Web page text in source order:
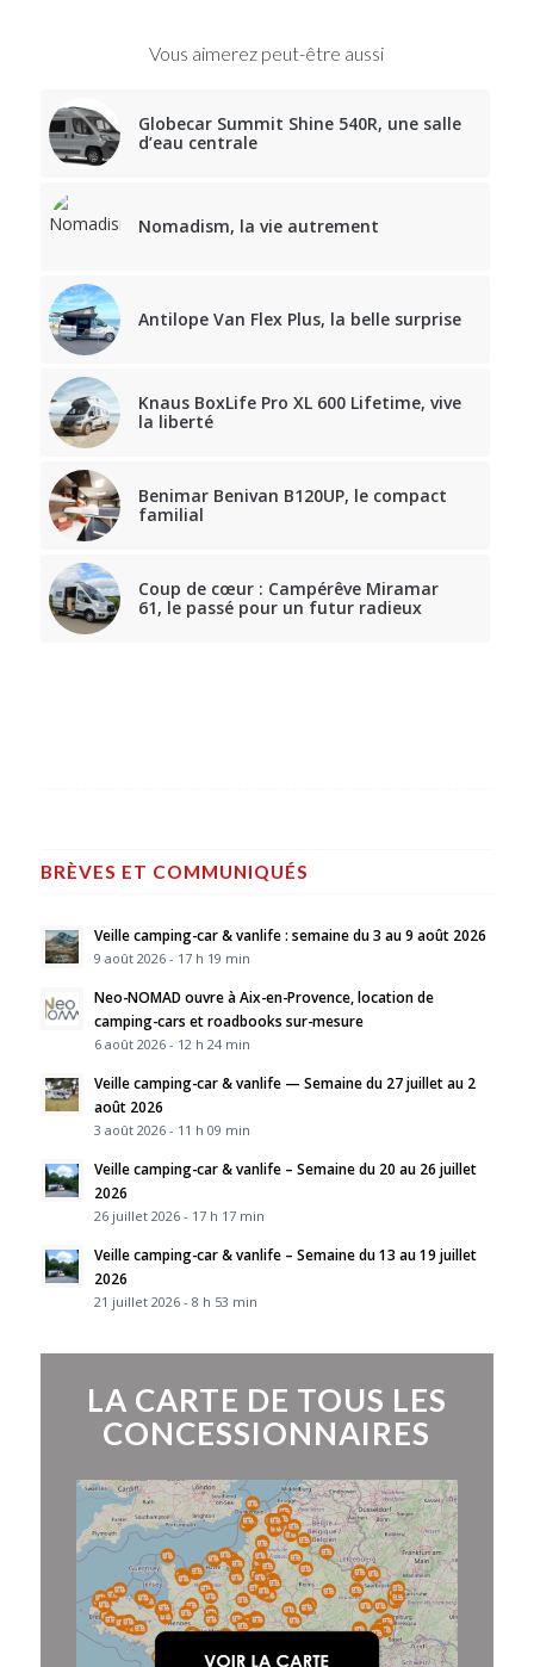
Vous aimerez peut-être aussi
Globecar Summit Shine 540R, une salle
d’eau centrale
Nomadism, la vie autrement
Antilope Van Flex Plus, la belle surprise
Knaus BoxLife Pro XL 600 Lifetime, vive
la liberté
Benimar Benivan B120UP, le compact
familial
Coup de cœur : Campérêve Miramar
61, le passé pour un futur radieux
BRÈVES ET COMMUNIQUÉS
Veille camping-car & vanlife : semaine du 3 au 9 août 2026
9 août 2026 - 17 h 19 min
Neo-NOMAD ouvre à Aix-en-Provence, location de
camping-cars et roadbooks sur-mesure
6 août 2026 - 12 h 24 min
Veille camping-car & vanlife — Semaine du 27 juillet au 2
août 2026
3 août 2026 - 11 h 09 min
Veille camping-car & vanlife – Semaine du 20 au 26 juillet
2026
26 juillet 2026 - 17 h 17 min
Veille camping-car & vanlife – Semaine du 13 au 19 juillet
2026
21 juillet 2026 - 8 h 53 min
LA CARTE DE TOUS LES
CONCESSIONNAIRES